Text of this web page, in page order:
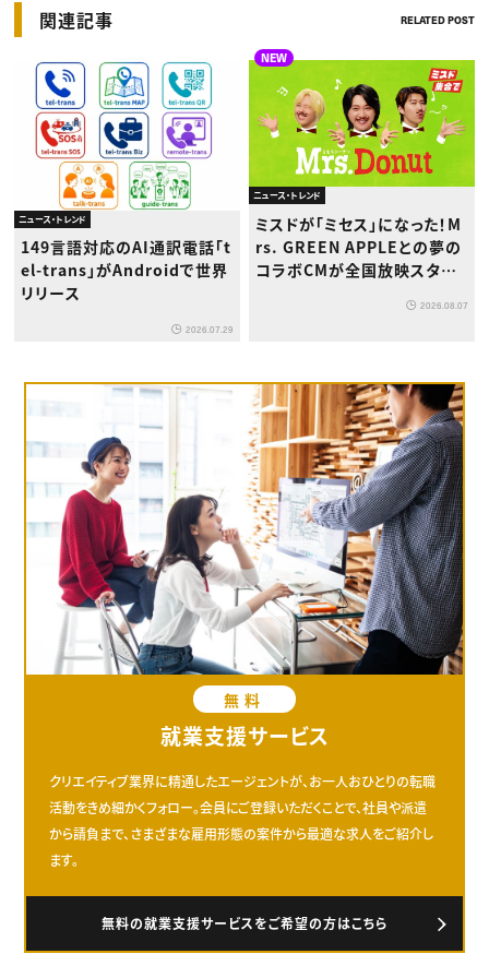
関連記事 RELATED POST
ニュース・トレンド
149言語対応のAI通訳電話「t
el-trans」がAndroidで世界
リリース
2026.07.29
NEW
ニュース・トレンド
ミスドが「ミセス」になった！M
rs. GREEN APPLEとの夢の
コラボCMが全国放映スター
2026.08.07
無料
就業支援サービス
クリエイティブ業界に精通したエージェントが、お一人おひとりの転職
活動をきめ細かくフォロー。会員にご登録いただくことで、社員や派遣
から請負まで、さまざまな雇用形態の案件から最適な求人をご紹介し
ます。
無料の就業支援サービスをご希望の方はこちら